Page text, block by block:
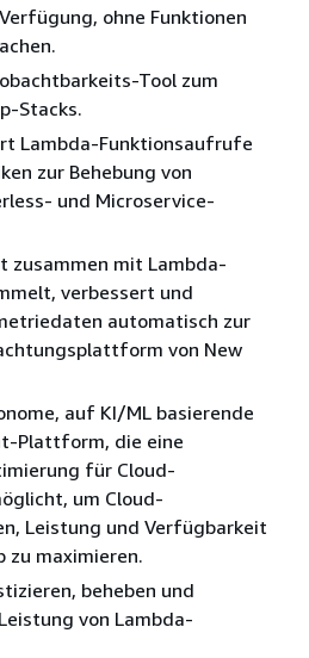
ohne Funktionen
Tool zum
Stacks.
Lambda-Funktionsaufrufe
zur Behebung von
und Microservice-
zusammen mit Lambda-
verbessert und
automatisch zur
von New
auf KI/ML basierende
Plattform, die eine
für Cloud-
um Cloud-
Leistung und Verfügbarkeit
zu maximieren.
beheben und
von Lambda-